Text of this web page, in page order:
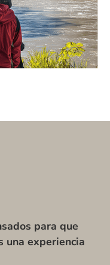
para que
una experiencia